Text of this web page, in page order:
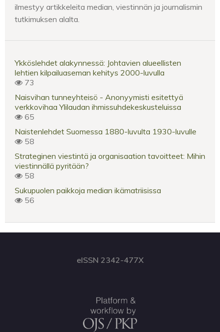
ilmestyy artikkeleita median, viestinnän ja journalismin
tutkimuksen alalta.
Ykköslehdet alakynnessä: Johtavien alueellisten
lehtien kilpailuaseman kehitys 2000-luvulla
73
Naisvihan tunneyhteisö - Anonyymisti esitettyä
verkkovihaa Ylilaudan ihmissuhdekeskusteluissa
65
Naistenlehdet Suomessa 1880-luvulta 1930-luvulle
58
Strateginen viestintä ja organisaation tavoitteet: Mihin
viestinnällä pyritään?
58
Sukupuolen paikkoja median ikämatriisissa
56
eISSN 2342-477X